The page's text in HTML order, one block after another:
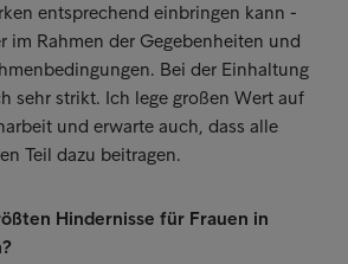
entsprechend einbringen kann -
im Rahmen der Gegebenheiten und
Bei der Einhaltung
sehr strikt. Ich lege großen Wert auf
und erwarte auch, dass alle
Teil dazu beitragen.
Hindernisse für Frauen in